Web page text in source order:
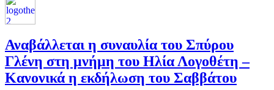
Αναβάλλεται η συναυλία του Σπύρου
Γλένη στη μνήμη του Ηλία Λογοθέτη –
Κανονικά η εκδήλωση του Σαββάτου